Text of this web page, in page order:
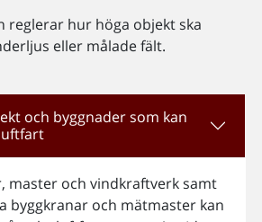
reglerar hur höga objekt ska
eller målade fält.
och byggnader som kan
master och vindkraftverk samt
byggkranar och mätmaster kan